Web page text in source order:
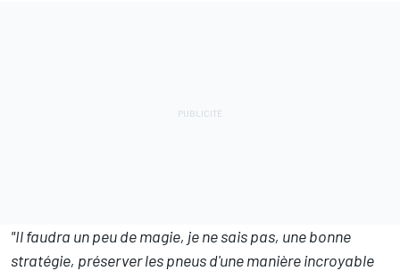
"Il faudra un peu de magie, je ne sais pas, une bonne
stratégie, préserver les pneus d'une manière incroyable